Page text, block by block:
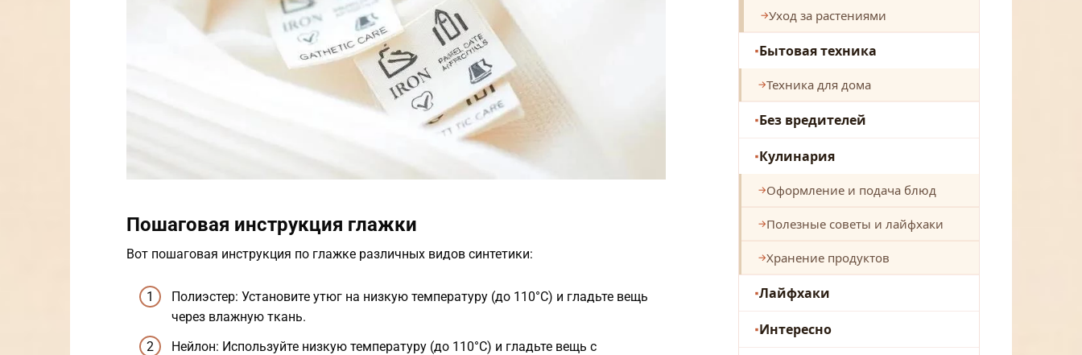
Пошаговая инструкция глажки
Вот пошаговая инструкция по глажке различных видов синтетики:
Полиэстер: Установите утюг на низкую температуру (до 110°C) и гладьте вещь
через влажную ткань.
Нейлон: Используйте низкую температуру (до 110°C) и гладьте вещь с
Уход за растениями
Бытовая техника
Техника для дома
Без вредителей
Кулинария
Оформление и подача блюд
Полезные советы и лайфхаки
Хранение продуктов
Лайфхаки
Интересно